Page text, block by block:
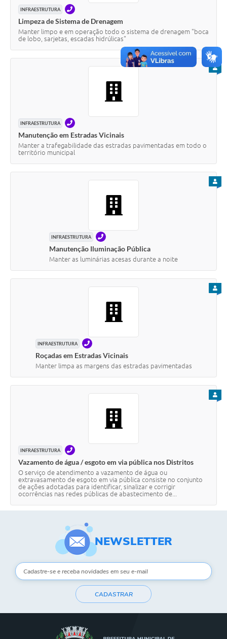
Serviços Online
Telefones Úteis
INFRAESTRUTURA TELEFONE
Limpeza de Sistema de Drenagem
Manter limpo e em operação todo o sistema de drenagem "boca
de lobo, sarjetas, escadas hidrúlicas"
INFRAESTRUTURA TELEFONE
Manutenção em Estradas Vicinais
Manter a trafegabilidade das estradas pavimentadas em todo o
território municipal
PARA
INFRAESTRUTURA TELEFONE
Manutenção Iluminação Pública
Manter as luminárias acesas durante a noite
INFRAESTRUTURA TELEFONE
Roçadas em Estradas Vicinais
Manter limpa as margens das estradas pavimentadas
INFRAESTRUTURA TELEFONE
Vazamento de água / esgoto em via pública nos Distritos
O serviço de atendimento a vazamento de água ou
extravasamento de esgoto em via pública consiste no conjunto
de ações adotadas para identificar, sinalizar e corrigir
ocorrências nas redes públicas de abastecimento de...
NEWSLETTER
CADASTRAR